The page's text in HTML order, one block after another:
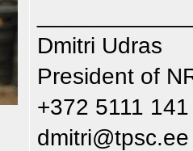
Dmitri Udras
President of
+372 5111 141
dmitri@tpsc.ee